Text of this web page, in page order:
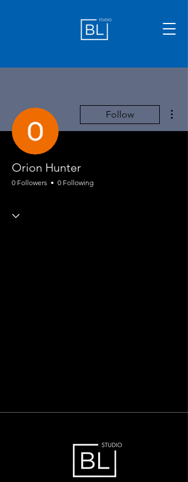
Follow
Orion Hunter
0 Followers 0 Following